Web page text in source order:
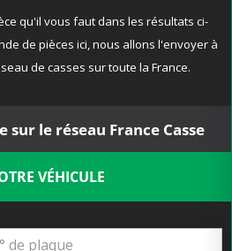
qu'il vous faut dans les résultats ci-
de pièces ici, nous allons l'envoyer à
de casses sur toute la France.
sur le réseau France Casse
VÉHICULE